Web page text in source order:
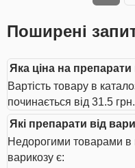
Поширені
Яка ціна на препарати
Вартість товару в
починається від 31.5 грн.
Які препарати від
Недорогими товарами в
варикозу є: